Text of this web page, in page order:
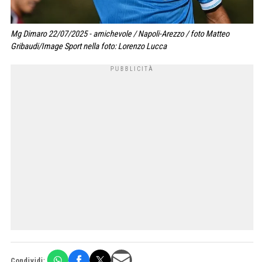
Mg Dimaro 22/07/2025 - amichevole / Napoli-Arezzo / foto Matteo
Gribaudi/Image Sport nella foto: Lorenzo Lucca